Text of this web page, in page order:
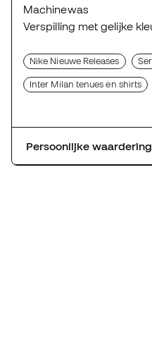
Machinewas
Verspilling met gelijke
Nike Nieuwe Releases
Inter Milan tenues en shirts
Persoonlijke waardering